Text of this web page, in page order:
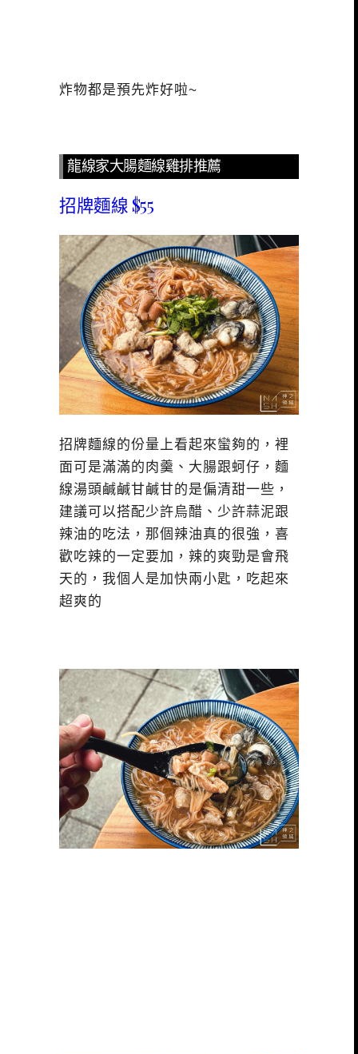
炸物都是預先炸好啦~
龍線家大腸麵線雞排推薦
招牌麵線 $55
招牌麵線的份量上看起來蠻夠的，裡
面可是滿滿的肉羹、大腸跟蚵仔，麵
線湯頭鹹鹹甘鹹甘的是偏清甜一些，
建議可以搭配少許烏醋、少許蒜泥跟
辣油的吃法，那個辣油真的很強，喜
歡吃辣的一定要加，辣的爽勁是會飛
天的，我個人是加快兩小匙，吃起來
超爽的